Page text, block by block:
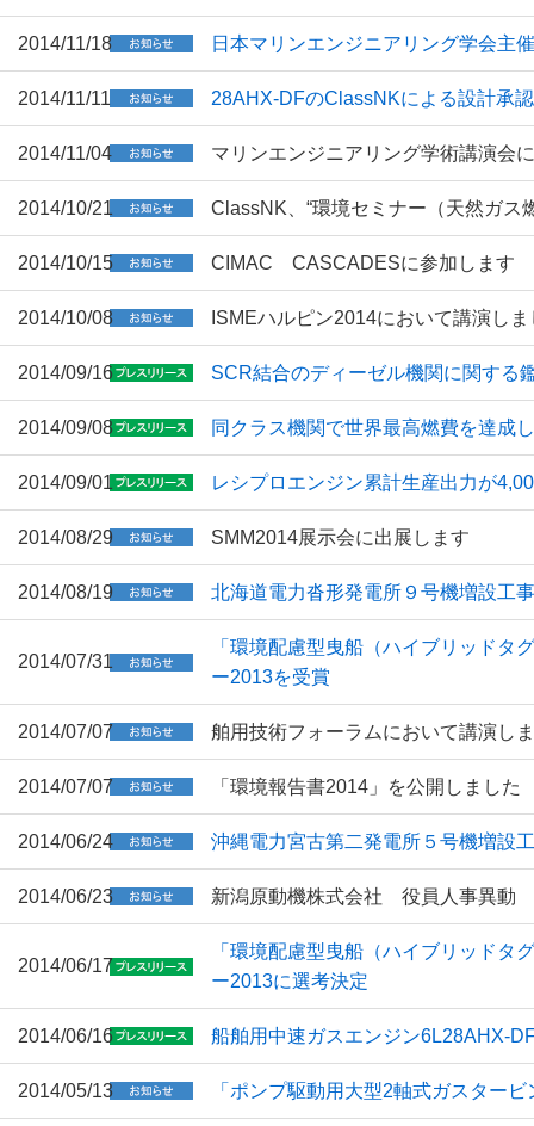
2014/11/18 日本マリンエンジニアリング学会主
2014/11/11 28AHX-DFのClassNKによる設計承
2014/11/04 マリンエンジニアリング学術講演会
2014/10/21 ClassNK、“環境セミナー（天然ガス
2014/10/15 CIMAC CASCADESに参加します
2014/10/08 ISMEハルピン2014において講演しま
2014/09/16 SCR結合のディーゼル機関に関する
2014/09/08 同クラス機関で世界最高燃費を達成
2014/09/01 レシプロエンジン累計生産出力が
2014/08/29 SMM2014展示会に出展します
2014/08/19 北海道電力沓形発電所９号機増設工
2014/07/31
「環境配慮型曳船（ハイブリッドタ
ー2013を受賞
2014/07/07 舶用技術フォーラムにおいて講演し
2014/07/07 「環境報告書2014」を公開しました
2014/06/24 沖縄電力宮古第二発電所５号機増設
2014/06/23 新潟原動機株式会社 役員人事異動
2014/06/17
「環境配慮型曳船（ハイブリッドタ
ー2013に選考決定
2014/06/16 船舶用中速ガスエンジン6L28AHX-
2014/05/13 「ポンプ駆動用大型2軸式ガスター